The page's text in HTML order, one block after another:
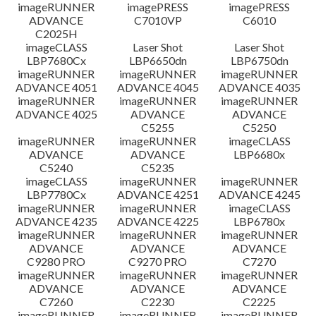
檔案資訊
免責聲明
imageRUNNER
ADVANCE
C2025H
imagePRESS
C7010VP
imagePRESS
C6010
imageCLASS
LBP7680Cx
Laser Shot
LBP6650dn
Laser Shot
LBP6750dn
imageRUNNER
ADVANCE 4051
imageRUNNER
ADVANCE 4045
imageRUNNER
ADVANCE 4035
imageRUNNER
ADVANCE 4025
imageRUNNER
ADVANCE
C5255
imageRUNNER
ADVANCE
C5250
imageRUNNER
ADVANCE
C5240
imageRUNNER
ADVANCE
C5235
imageCLASS
LBP6680x
imageCLASS
LBP7780Cx
imageRUNNER
ADVANCE 4251
imageRUNNER
ADVANCE 4245
imageRUNNER
ADVANCE 4235
imageRUNNER
ADVANCE 4225
imageCLASS
LBP6780x
imageRUNNER
ADVANCE
C9280 PRO
imageRUNNER
ADVANCE
C9270 PRO
imageRUNNER
ADVANCE
C7270
imageRUNNER
ADVANCE
C7260
imageRUNNER
ADVANCE
C2230
imageRUNNER
ADVANCE
C2225